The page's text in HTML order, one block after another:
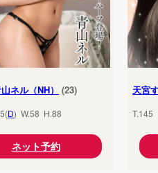
ネル（NH） (23)
D) W.58 H.88
ネット予約
天宮
T.145